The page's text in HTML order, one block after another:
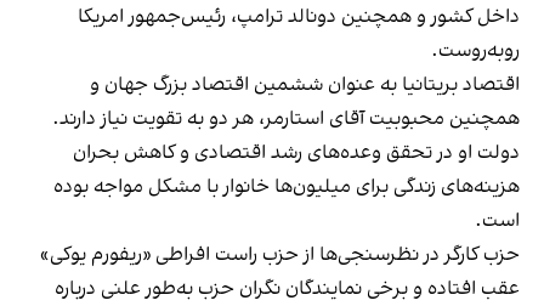
داخل کشور و همچنین دونالد ترامپ، رئیس‌جمهور امریکا
روبه‌روست.
اقتصاد بریتانیا به عنوان ششمین اقتصاد بزرگ جهان و
همچنین محبوبیت آقای استارمر، هر دو به تقویت نیاز دارند.
دولت او در تحقق وعده‌های رشد اقتصادی و کاهش بحران
هزینه‌های زندگی برای میلیون‌ها خانوار با مشکل مواجه بوده
است.
حزب کارگر در نظرسنجی‌ها از حزب راست افراطی «ریفورم یوکی»
عقب افتاده و برخی نمایندگان نگران حزب به‌طور علنی درباره